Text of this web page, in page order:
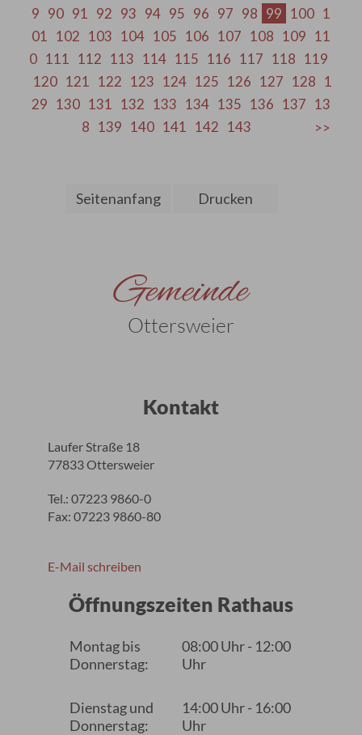
9 90 91 92 93 94 95 96 97 98 99 100 1
01
102 103 104 105 106 107 108 109 11
0 111 112 113 114 115 116 117 118 119
120 121 122 123 124 125 126 127 128 1
29 130 131 132 133 134 135 136 137 13
8 139 140 141 142 143
Seitenanfang Drucken
Gemeinde
Ottersweier
Kontakt
Laufer Straße 18
77833 Ottersweier
Tel.: 07223 9860-0
Fax: 07223 9860-80
E-Mail schreiben
Öffnungszeiten Rathaus
Montag bis
Donnerstag:
08:00 Uhr - 12:00
Uhr
Dienstag und
Donnerstag:
14:00 Uhr - 16:00
Uhr